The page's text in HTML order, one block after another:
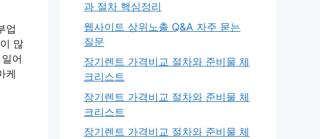
업
많
어
케
과 절차 핵심정리
웹사이트 상위노출 Q&A 자주 묻는
질문
장기렌트 가격비교 절차와 준비물 체
크리스트
장기렌트 가격비교 절차와 준비물 체
크리스트
장기렌트 가격비교 절차와 준비물 체